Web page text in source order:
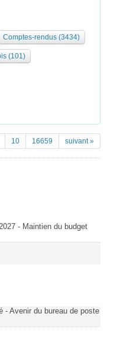
Comptes-rendus (3434)
(101)
10 16659 suivant »
- Maintien du budget
- Avenir du bureau de poste